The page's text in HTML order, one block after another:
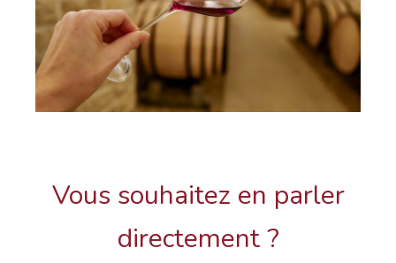
Vous souhaitez en parler
directement ?